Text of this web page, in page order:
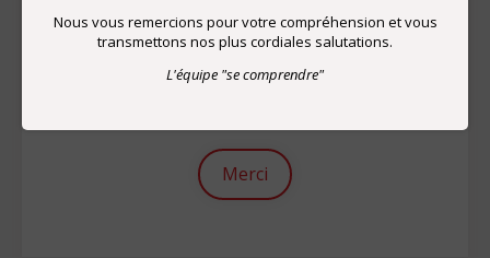
Nous vous remercions pour votre compréhension et vous
transmettons nos plus cordiales salutations.
L'équipe "se comprendre"
Par un don, vous soutenez le développement de
prestations d'interprétariat de qualité.
CCP de "se comprendre"
Merci